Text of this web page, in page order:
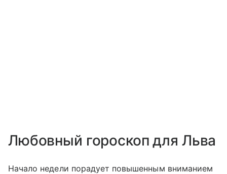
Любовный гороскоп для Льва
Начало недели порадует повышенным вниманием